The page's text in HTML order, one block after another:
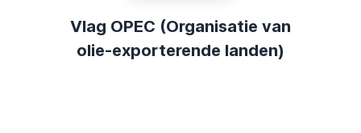
Vlag OPEC (Organisatie van
olie-exporterende landen)